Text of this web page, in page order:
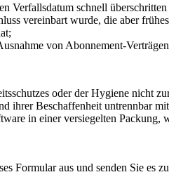
Verfallsdatum schnell
vereinbart wurde, die aber
von Abonnement-
oder der Hygiene nicht
ihrer Beschaffenheit untrennbar
in einer versiegelten Packung,
Formular aus und senden Sie es